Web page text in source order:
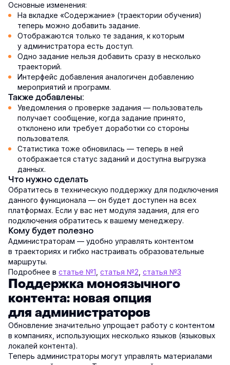
Основные изменения:
На вкладке «Содержание» (траектории обучения)
теперь можно добавить задание.
Отображаются только те задания, к которым
у администратора есть доступ.
Одно задание нельзя добавить сразу в несколько
траекторий.
Интерфейс добавления аналогичен добавлению
мероприятий и программ.
Также добавлены:
Уведомления о проверке задания — пользователь
получает сообщение, когда задание принято,
отклонено или требует доработки со стороны
пользователя.
Статистика тоже обновилась — теперь в ней
отображается статус заданий и доступна выгрузка
данных.
Что нужно сделать
Обратитесь в техническую поддержку для подключения
данного функционала — он будет доступен на всех
платформах. Если у вас нет модуля задания, для его
подключения обратитесь к вашему менеджеру.
Кому будет полезно
Администраторам — удобно управлять контентом
в траекториях и гибко настраивать образовательные
маршруты.
Подробнее в статье №1 статья №2 статья №3
Поддержка моноязычного
контента: новая опция
для администраторов
Обновление значительно упрощает работу с контентом
в компаниях, использующих несколько языков (языковых
локалей контента).
Теперь администраторы могут управлять материалами